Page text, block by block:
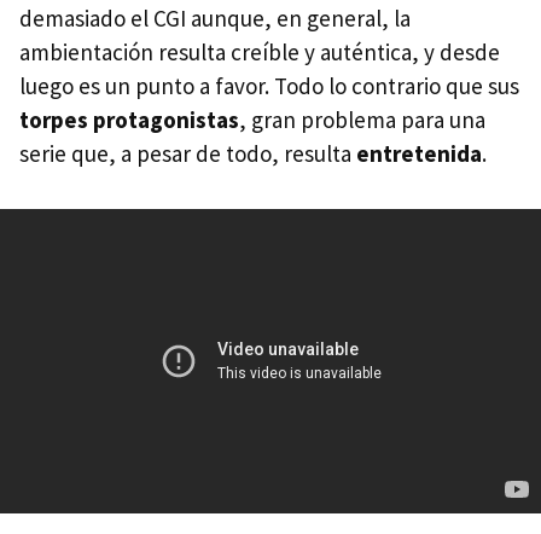
demasiado el CGI aunque, en general, la
ambientación resulta creíble y auténtica, y desde
luego es un punto a favor. Todo lo contrario que sus
torpes protagonistas, gran problema para una
serie que, a pesar de todo, resulta entretenida.